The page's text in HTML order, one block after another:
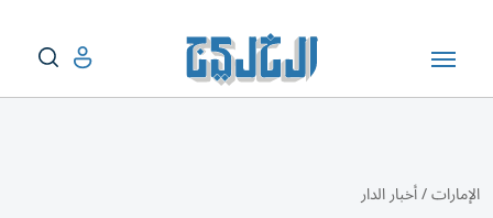
الإمارات/أخبار الدار